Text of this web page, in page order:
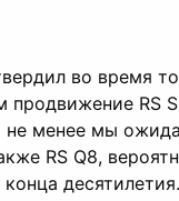
во время
RS
не менее мы
RS Q8,
десятилетия.